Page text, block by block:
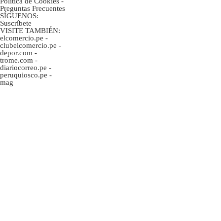
Preguntas Frecuentes
SÍGUENOS:
Suscríbete
VISITE TAMBIÉN:
elcomercio.pe -
clubelcomercio.pe -
depor.com -
trome.com -
diariocorreo.pe -
peruquiosco.pe -
mag